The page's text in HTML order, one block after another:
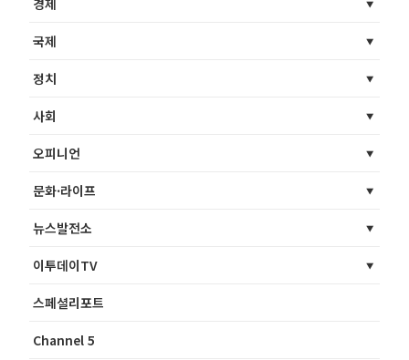
경제
국제
정치
사회
오피니언
문화·라이프
뉴스발전소
이투데이TV
스페셜리포트
Channel 5